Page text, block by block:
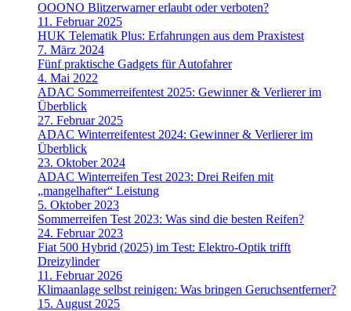
OOONO Blitzerwarner erlaubt oder verboten?
11. Februar 2025
HUK Telematik Plus: Erfahrungen aus dem Praxistest
7. März 2024
Fünf praktische Gadgets für Autofahrer
4. Mai 2022
ADAC Sommerreifentest 2025: Gewinner & Verlierer im
Überblick
27. Februar 2025
ADAC Winterreifentest 2024: Gewinner & Verlierer im
Überblick
23. Oktober 2024
ADAC Winterreifen Test 2023: Drei Reifen mit
„mangelhafter“ Leistung
5. Oktober 2023
Sommerreifen Test 2023: Was sind die besten Reifen?
24. Februar 2023
Fiat 500 Hybrid (2025) im Test: Elektro-Optik trifft
Dreizylinder
11. Februar 2026
Klimaanlage selbst reinigen: Was bringen Geruchsentferner?
15. August 2025